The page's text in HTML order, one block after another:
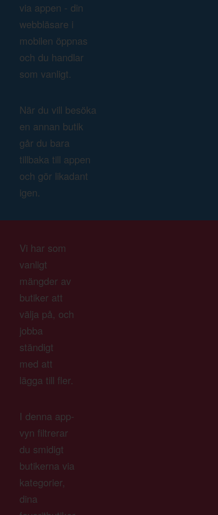
via appen - din
webbläsare i
mobilen öppnas
och du handlar
som vanligt.
När du vill besöka
en annan butik
går du bara
tillbaka till appen
och gör likadant
igen.
Vi har som
vanligt
mängder av
butiker att
välja på, och
jobba
ständigt
med att
lägga till fler.
I denna app-
vyn filtrerar
du smidigt
butikerna via
kategorier,
dina